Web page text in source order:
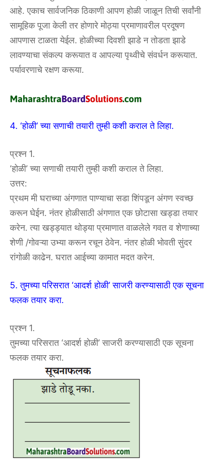
आहे. एकाच सार्वजनिक ठिकाणी आपण होळी जाळून तिची सर्वांनी
सामूहिक पूजा केली तर होणारे मोठ्या प्रमाणावरील प्रदूषण
आपणास टाळता येईल. होळीच्या दिवशी झाडे न तोडता झाडे
लावण्याचा संकल्प करूयात व आपल्या पृथ्वीचे संवर्धन करूयात.
पर्यावरणाचे रक्षण करूया.
4. ‘होळी’ च्या सणाची तयारी तुम्ही कशी कराल ते लिहा.
प्रश्न 1.
‘होळी’ च्या सणाची तयारी तुम्ही कशी कराल ते लिहा.
उत्तर:
प्रथम मी घराच्या अंगणात पाण्याचा सडा शिंपडून अंगण स्वच्छ
करून घेईन. नंतर होळीसाठी अंगणात एक छोटासा खड्डा तयार
करेन. त्या खड्ड्यात थोड्या प्रमाणात वाळलेले गवत व शेणाच्या
शेणी /गोवऱ्या उभ्या करून रचून ठेवेन. नंतर होळी भोवती सुंदर
रांगोळी काढेन. घरात आईच्या कामात मदत करेन.
5. तुमच्या परिसरात ‘आदर्श होळी’ साजरी करण्यासाठी एक सूचना
फलक तयार करा.
प्रश्न 1.
तुमच्या परिसरात ‘आदर्श होळी’ साजरी करण्यासाठी एक सूचना
फलक तयार करा.